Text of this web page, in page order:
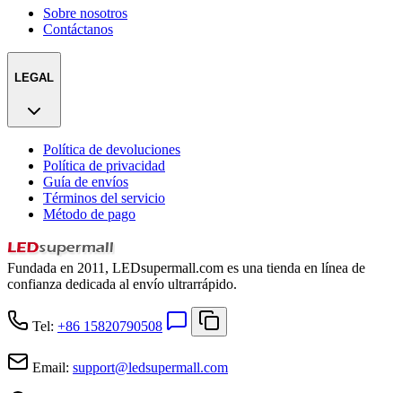
Sobre nosotros
Contáctanos
LEGAL
Política de devoluciones
Política de privacidad
Guía de envíos
Términos del servicio
Método de pago
Fundada en 2011, LEDsupermall.com es una tienda en línea de
confianza dedicada al envío ultrarrápido.
Tel: +86 15820790508
Email: support@ledsupermall.com